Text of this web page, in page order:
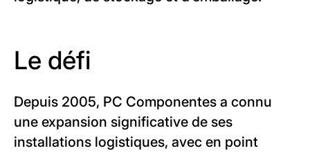
Le défi
Depuis 2005, PC Componentes a connu
une expansion significative de ses
installations logistiques, avec en point